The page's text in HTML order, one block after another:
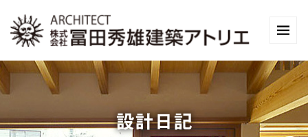
設計日記